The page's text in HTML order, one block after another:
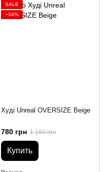
SALE
−34%
Худі Unreal OVERSIZE Beige
780 грн 1 180 грн
Купить